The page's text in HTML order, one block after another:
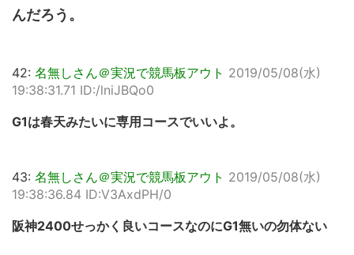
んだろう。
42: 名無しさん＠実況で競馬板アウト 2019/05/08(水)
19:38:31.71 ID:/lniJBQo0
G1は春天みたいに専用コースでいいよ。
43: 名無しさん＠実況で競馬板アウト 2019/05/08(水)
19:38:36.84 ID:V3AxdPH/0
阪神2400せっかく良いコースなのにG1無いの勿体ない